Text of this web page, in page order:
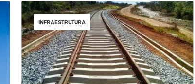
INFRAESTRUTURA